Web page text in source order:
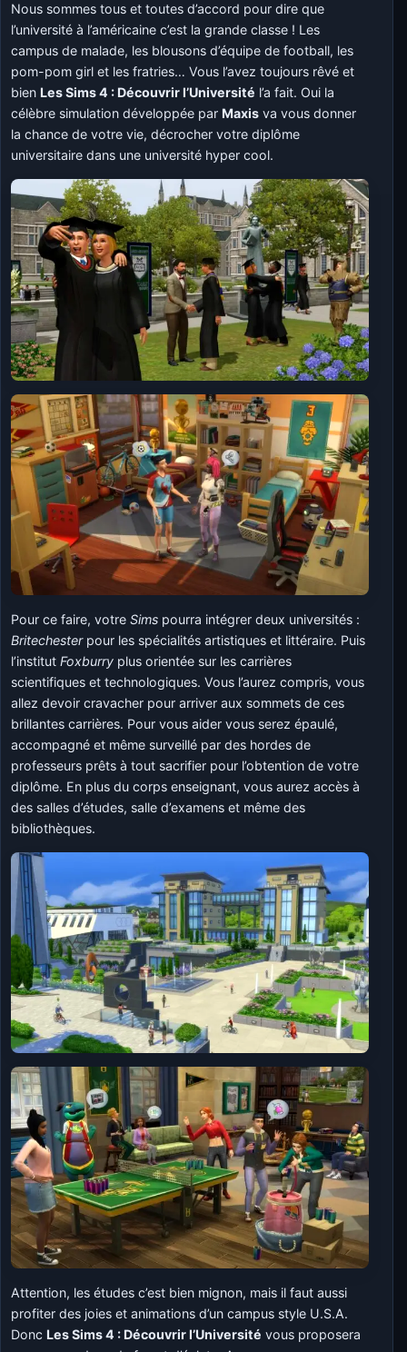
Nous sommes tous et toutes d’accord pour dire que
l’université à l’américaine c’est la grande classe ! Les
campus de malade, les blousons d’équipe de football, les
pom-pom girl et les fratries… Vous l’avez toujours rêvé et
bien Les Sims 4 : Découvrir l’Université l’a fait. Oui la
célèbre simulation développée par Maxis va vous donner
la chance de votre vie, décrocher votre diplôme
universitaire dans une université hyper cool.
Pour ce faire, votreSims pourra intégrer deux universités :
Britechesterpour les spécialités artistiques et littéraire. Puis
l’institutFoxburry plus orientée sur les carrières
scientifiques et technologiques. Vous l’aurez compris, vous
allez devoir cravacher pour arriver aux sommets de ces
brillantes carrières. Pour vous aider vous serez épaulé,
accompagné et même surveillé par des hordes de
professeurs prêts à tout sacrifier pour l’obtention de votre
diplôme. En plus du corps enseignant, vous aurez accès à
des salles d’études, salle d’examens et même des
bibliothèques.
Attention, les études c’est bien mignon, mais il faut aussi
profiter des joies et animations d’un campus style U.S.A.
Donc Les Sims 4 : Découvrir l’Université vous proposera